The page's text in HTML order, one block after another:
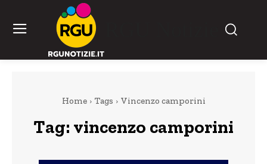
Home Tags Vincenzo camporini
Tag: vincenzo camporini